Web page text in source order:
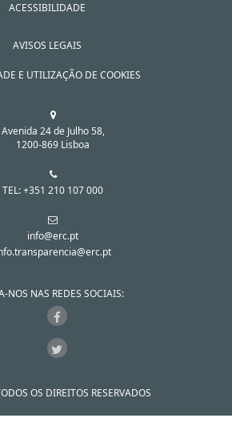
ACESSIBILIDADE
AVISOS LEGAIS
E UTILIZAÇÃO DE COOKIES
Avenida 24 de Julho 58,
1200-869 Lisboa
TEL: +351 210 107 000
info@erc.pt
NOS NAS REDES SOCIAIS:
OS DIREITOS RESERVADOS